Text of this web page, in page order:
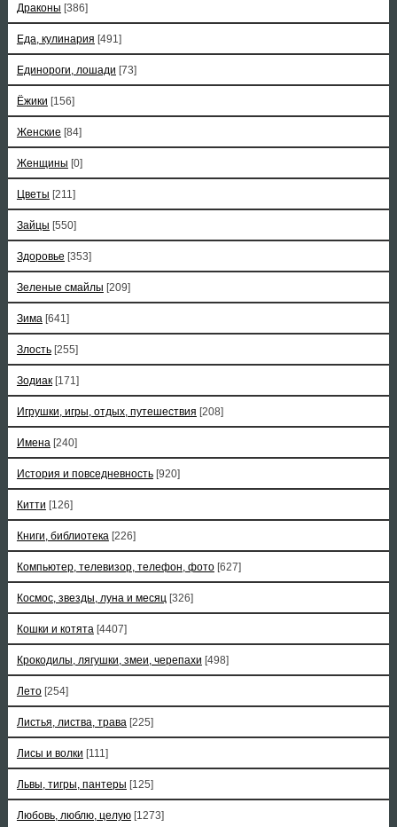
Драконы [386]
Еда, кулинария [491]
Единороги, лошади [73]
Ёжики [156]
Женские [84]
Женщины [0]
Цветы [211]
Зайцы [550]
Здоровье [353]
Зеленые смайлы [209]
Зима [641]
Злость [255]
Зодиак [171]
Игрушки, игры, отдых, путешествия [208]
Имена [240]
История и повседневность [920]
Китти [126]
Книги, библиотека [226]
Компьютер, телевизор, телефон, фото [627]
Космос, звезды, луна и месяц [326]
Кошки и котята [4407]
Крокодилы, лягушки, змеи, черепахи [498]
Лето [254]
Листья, листва, трава [225]
Лисы и волки [111]
Львы, тигры, пантеры [125]
Любовь, люблю, целую [1273]